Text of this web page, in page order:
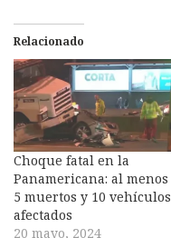
Relacionado
Choque fatal en la
Panamericana: al menos
5 muertos y 10 vehículos
afectados
20 mayo, 2024